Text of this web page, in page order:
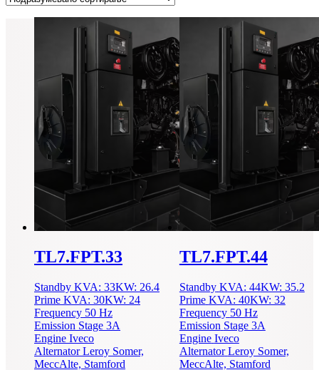
TL7.FPT.33
Standby KVA: 33KW: 26.4
Prime KVA: 30KW: 24
Frequency 50 Hz
Emission Stage 3A
Engine Iveco
Alternator Leroy Somer,
MeccAlte, Stamford
TL7.FPT.44
Standby KVA: 44KW: 35.2
Prime KVA: 40KW: 32
Frequency 50 Hz
Emission Stage 3A
Engine Iveco
Alternator Leroy Somer,
MeccAlte, Stamford